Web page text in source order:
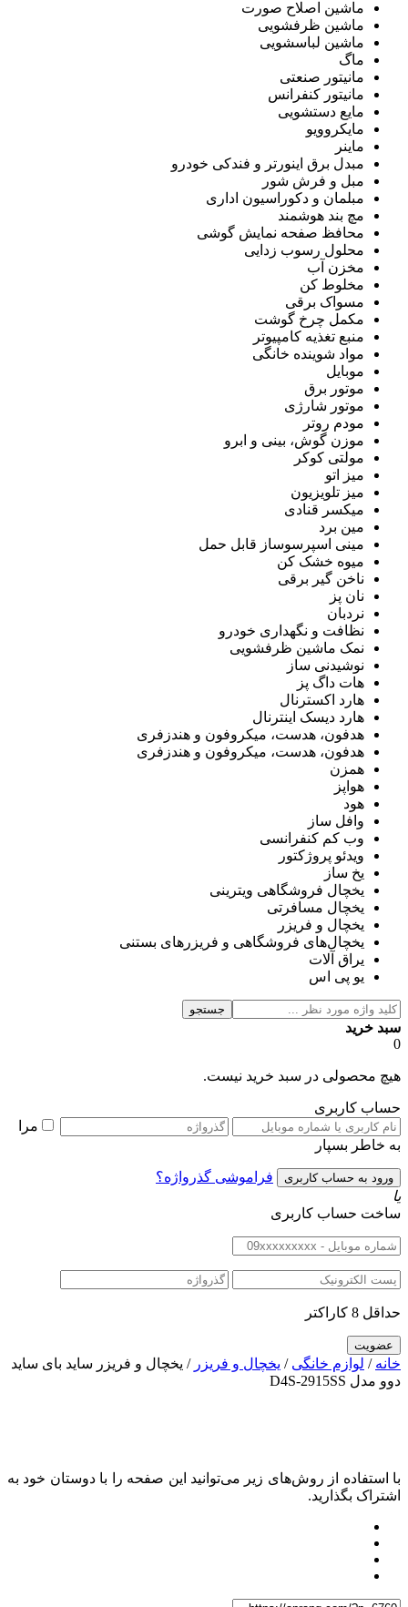
ماشین اصلاح صورت
ماشین ظرفشویی
ماشین لباسشویی
ماگ
مانیتور صنعتی
مانیتور کنفرانس
مایع دستشویی
مایکروویو
ماینر
مبدل برق اینورتر و فندکی خودرو
مبل و فرش شور
مبلمان و دکوراسیون اداری
مچ بند هوشمند
محافظ صفحه نمایش گوشی
محلول رسوب زدایی
مخزن آب
مخلوط کن
مسواک برقی
مکمل چرخ گوشت
منبع تغذیه کامپیوتر
مواد شوینده خانگی
موبایل
موتور برق
موتور شارژی
مودم روتر
موزن گوش، بینی و ابرو
مولتی کوکر
میز اتو
میز تلویزیون
میکسر قنادی
مین برد
مینی اسپرسوساز قابل حمل
میوه خشک کن
ناخن گیر برقی
نان پز
نردبان
نظافت و نگهداری خودرو
نمک ماشین ظرفشویی
نوشیدنی ساز
هات داگ پز
هارد اکسترنال
هارد دیسک اینترنال
هدفون، هدست، میکروفون و هندزفری
هدفون، هدست، میکروفون و هندزفری
همزن
هواپز
هود
وافل ساز
وب کم کنفرانسی
ویدئو پروژکتور
یخ ساز
یخچال فروشگاهی ویترینی
یخچال مسافرتی
یخچال و فریزر
یخچال‌های فروشگاهی و فریزرهای بستنی
یراق آلات
یو پی اس
جستجو
سبد خرید
0
هیچ محصولی در سبد خرید نیست.
حساب کاربری
مرا
به خاطر بسپار
فراموشی گذرواژه؟
یا
ساخت حساب کاربری
حداقل 8 کاراکتر
خانه / لوازم خانگی / یخچال و فریزر / یخچال و فریزر ساید بای ساید
دوو مدل D4S-2915SS
با استفاده از روش‌های زیر می‌توانید این صفحه را با دوستان خود به
اشتراک بگذارید.